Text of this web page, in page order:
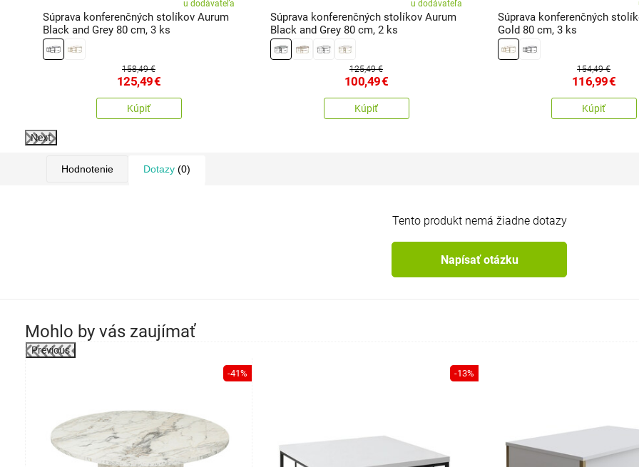
u dodávateľa
Súprava konferenčných stolíkov Aurum
Black and Grey 80 cm, 3 ks
158,49 €
125,49€
Kúpiť
u dodávateľa
Súprava konferenčných stolíkov Aurum
Black and Grey 80 cm, 2 ks
125,49 €
100,49€
Kúpiť
Súprava konferenčných
Gold 80 cm, 3 ks
154,49 €
116,99€
Kúpiť
Next
Hodnotenie Dotazy (0)
Tento produkt nemá žiadne dotazy
Napísať otázku
Mohlo by vás zaujímať
Previous
-41% -13%